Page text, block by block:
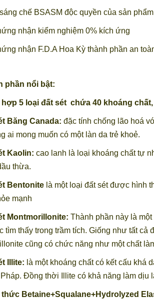
chế BSASM độc quyền của sản
nhận kiểm nghiệm 0% kích ứng
nhận F.D.A Hoa Kỳ thành phần an
phần nổi bật:
hợp 5 loại đất sét chứa 40 khoáng chất,
Băng Canada: đặc tính chống lão hoá
ai mong muốn có một làn da trẻ khoẻ.
Kaolin: cao lanh là loại khoáng chất tự
thừa.
Bentonite là một loại đất sét được hình
mạnh
Montmorillonite: Thành phần này là
tìm thấy trong trầm tích. Giống như tất cả
cũng có chức năng như một chất
Illite: là một khoáng chất có kết cấu
Đồng thời Illite có khả năng làm dịu
Betaine+Squalane+Hydrolyzed